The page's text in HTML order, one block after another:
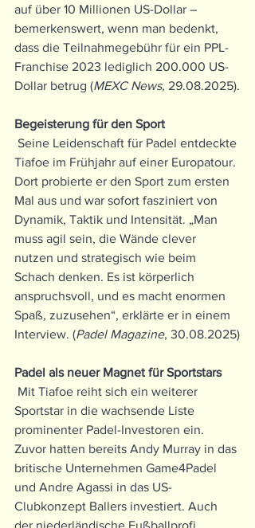
auf über 10 Millionen US-Dollar –
bemerkenswert, wenn man bedenkt,
dass die Teilnahmegebühr für ein PPL-
Franchise 2023 lediglich 200.000 US-
Dollar betrug (MEXC News, 29.08.2025).
Begeisterung für den Sport
Seine Leidenschaft für Padel entdeckte
Tiafoe im Frühjahr auf einer Europatour.
Dort probierte er den Sport zum ersten
Mal aus und war sofort fasziniert von
Dynamik, Taktik und Intensität. „Man
muss agil sein, die Wände clever
nutzen und strategisch wie beim
Schach denken. Es ist körperlich
anspruchsvoll, und es macht enormen
Spaß, zuzusehen“, erklärte er in einem
Interview. (Padel Magazine, 30.08.2025)
Padel als neuer Magnet für Sportstars
Mit Tiafoe reiht sich ein weiterer
Sportstar in die wachsende Liste
prominenter Padel-Investoren ein.
Zuvor hatten bereits Andy Murray in das
britische Unternehmen Game4Padel
und Andre Agassi in das US-
Clubkonzept Ballers investiert. Auch